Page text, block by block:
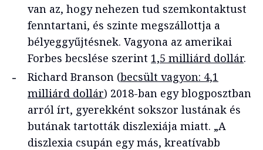
van az, hogy nehezen tud szemkontaktust
fenntartani, és szinte megszállottja a
bélyeggyűjtésnek. Vagyona az amerikai
Forbes becslése szerint 1,5 milliárd dollár.
Richard Branson (becsült vagyon: 4,1
milliárd dollár) 2018-ban egy blogposztban
arról írt, gyerekként sokszor lustának és
butának tartották diszlexiája miatt. „A
diszlexia csupán egy más, kreatívabb